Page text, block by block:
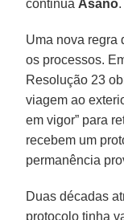
continua Asano.
Uma nova regra
os processos.
Resolução 23
viagem ao
em vigor” para
recebem um
permanência
Duas décadas
protocolo tinha